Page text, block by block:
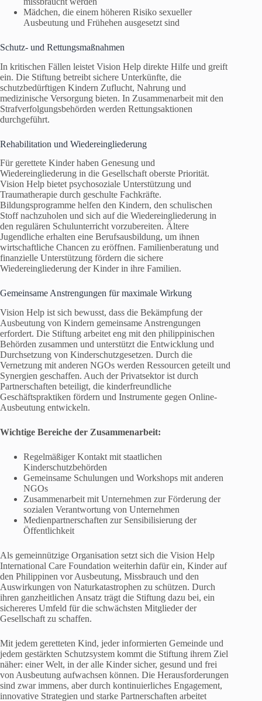
Mädchen, die einem höheren Risiko sexueller
Ausbeutung und Frühehen ausgesetzt sind
Schutz- und Rettungsmaßnahmen
In kritischen Fällen leistet Vision Help direkte Hilfe und greift
ein. Die Stiftung betreibt sichere Unterkünfte, die
schutzbedürftigen Kindern Zuflucht, Nahrung und
medizinische Versorgung bieten. In Zusammenarbeit mit den
Strafverfolgungsbehörden werden Rettungsaktionen
durchgeführt.
Rehabilitation und Wiedereingliederung
Für gerettete Kinder haben Genesung und
Wiedereingliederung in die Gesellschaft oberste Priorität.
Vision Help bietet psychosoziale Unterstützung und
Traumatherapie durch geschulte Fachkräfte.
Bildungsprogramme helfen den Kindern, den schulischen
Stoff nachzuholen und sich auf die Wiedereingliederung in
den regulären Schulunterricht vorzubereiten. Ältere
Jugendliche erhalten eine Berufsausbildung, um ihnen
wirtschaftliche Chancen zu eröffnen. Familienberatung und
finanzielle Unterstützung fördern die sichere
Wiedereingliederung der Kinder in ihre Familien.
Gemeinsame Anstrengungen für maximale Wirkung
Vision Help ist sich bewusst, dass die Bekämpfung der
Ausbeutung von Kindern gemeinsame Anstrengungen
erfordert. Die Stiftung arbeitet eng mit den philippinischen
Behörden zusammen und unterstützt die Entwicklung und
Durchsetzung von Kinderschutzgesetzen. Durch die
Vernetzung mit anderen NGOs werden Ressourcen geteilt und
Synergien geschaffen. Auch der Privatsektor ist durch
Partnerschaften beteiligt, die kinderfreundliche
Geschäftspraktiken fördern und Instrumente gegen Online-
Ausbeutung entwickeln.
Wichtige Bereiche der Zusammenarbeit:
Regelmäßiger Kontakt mit staatlichen
Kinderschutzbehörden
Gemeinsame Schulungen und Workshops mit anderen
NGOs
Zusammenarbeit mit Unternehmen zur Förderung der
sozialen Verantwortung von Unternehmen
Medienpartnerschaften zur Sensibilisierung der
Öffentlichkeit
Als gemeinnützige Organisation setzt sich die Vision Help
International Care Foundation weiterhin dafür ein, Kinder auf
den Philippinen vor Ausbeutung, Missbrauch und den
Auswirkungen von Naturkatastrophen zu schützen. Durch
ihren ganzheitlichen Ansatz trägt die Stiftung dazu bei, ein
sichereres Umfeld für die schwächsten Mitglieder der
Gesellschaft zu schaffen.
Mit jedem geretteten Kind, jeder informierten Gemeinde und
jedem gestärkten Schutzsystem kommt die Stiftung ihrem Ziel
näher: einer Welt, in der alle Kinder sicher, gesund und frei
von Ausbeutung aufwachsen können. Die Herausforderungen
sind zwar immens, aber durch kontinuierliches Engagement,
innovative Strategien und starke Partnerschaften arbeitet